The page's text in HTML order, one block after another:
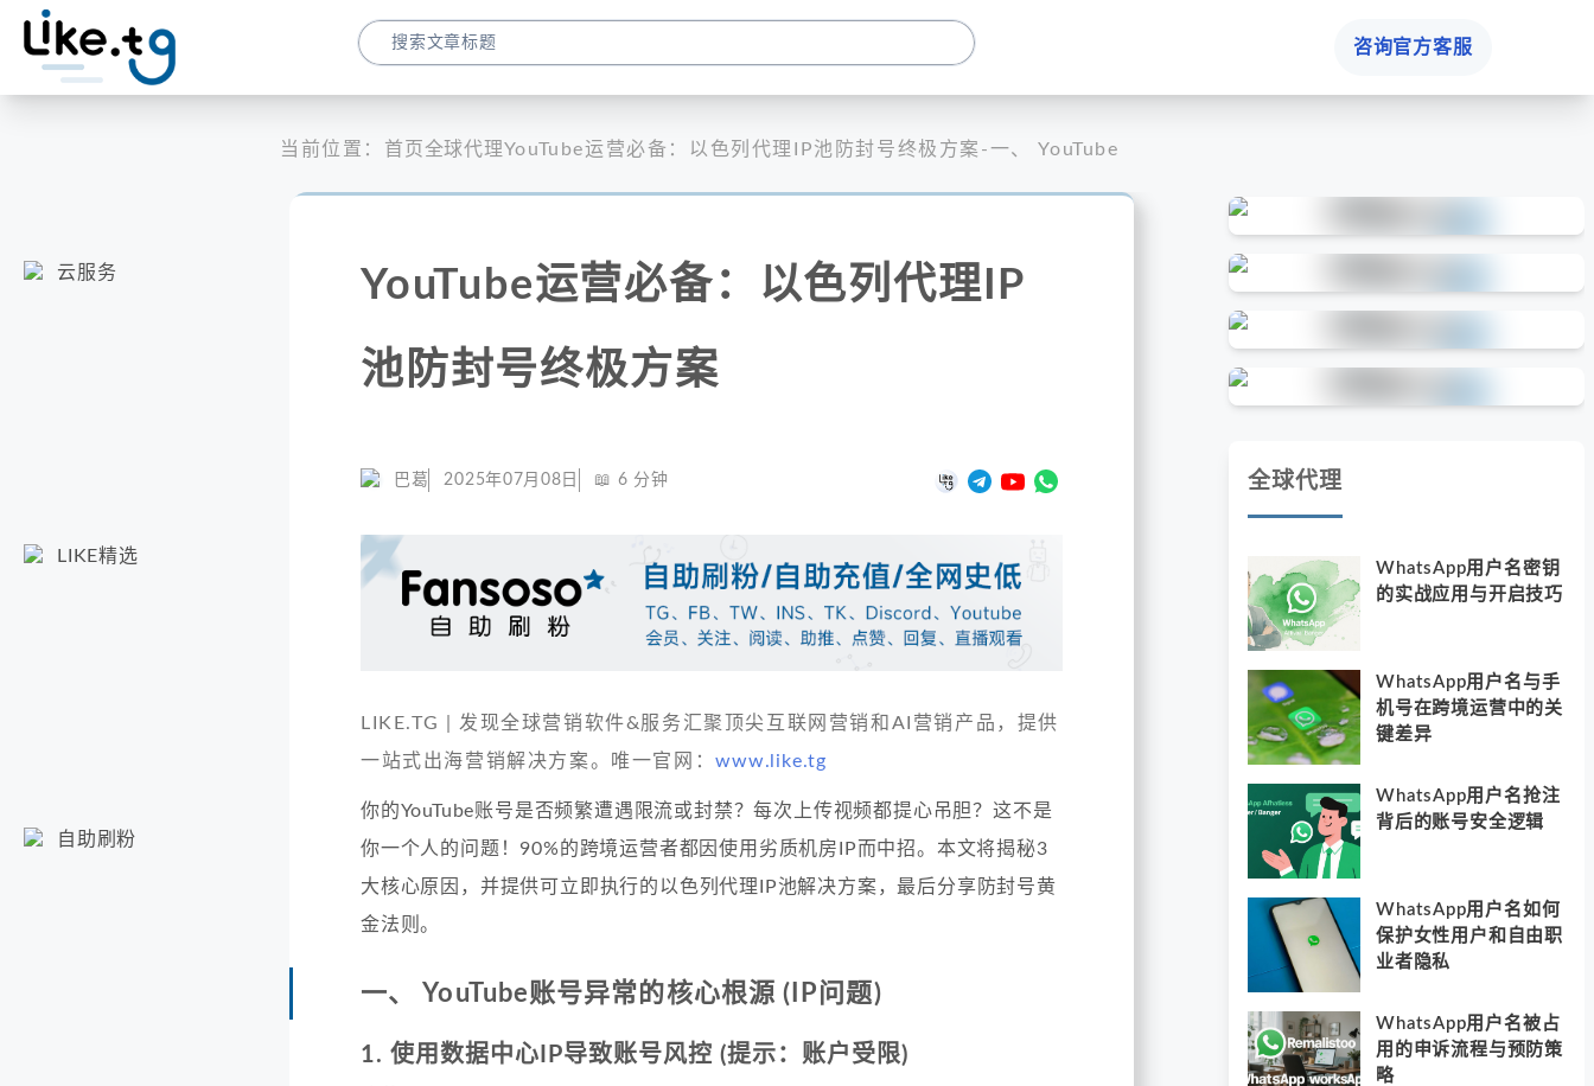
咨询官方客服
云服务
LIKE精选
自助刷粉
当前位置： 首页全球代理YouTube运营必备：以色列代理IP池防封号终极方案-一、 YouTube账号异常的核心根源 (IP问题)
YouTube运营必备：以色列代理IP
池防封号终极方案
巴葛 2025年07月08日 📖 6 分钟
LIKE.TG | 发现全球营销软件&服务汇聚顶尖互联网营销和AI营销产品，提供
一站式出海营销解决方案。唯一官网：www.like.tg
你的YouTube账号是否频繁遭遇限流或封禁？每次上传视频都提心吊胆？这不是
你一个人的问题！90%的跨境运营者都因使用劣质机房IP而中招。本文将揭秘3
大核心原因，并提供可立即执行的以色列代理IP池解决方案，最后分享防封号黄
金法则。
一、 YouTube账号异常的核心根源 (IP问题)
1. 使用数据中心IP导致账号风控 (提示：账户受限)
全球代理
WhatsApp用户名密钥
的实战应用与开启技巧
WhatsApp用户名与手
机号在跨境运营中的关
键差异
WhatsApp用户名抢注
背后的账号安全逻辑
WhatsApp用户名如何
保护女性用户和自由职
业者隐私
WhatsApp用户名被占
用的申诉流程与预防策
略